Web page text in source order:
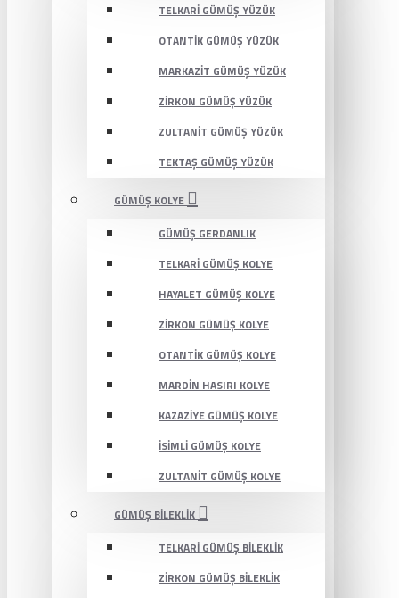
TELKARI GÜMÜŞ YÜZÜK
OTANTIK GÜMÜŞ YÜZÜK
MARKAZIT GÜMÜŞ YÜZÜK
ZIRKON GÜMÜŞ YÜZÜK
ZULTANIT GÜMÜŞ YÜZÜK
TEKTAŞ GÜMÜŞ YÜZÜK
GÜMÜŞ KOLYE
GÜMÜŞ GERDANLIK
TELKARI GÜMÜŞ KOLYE
HAYALET GÜMÜŞ KOLYE
ZIRKON GÜMÜŞ KOLYE
OTANTIK GÜMÜŞ KOLYE
MARDIN HASIRI KOLYE
KAZAZIYE GÜMÜŞ KOLYE
İSIMLI GÜMÜŞ KOLYE
ZULTANIT GÜMÜŞ KOLYE
GÜMÜŞ BILEKLIK
TELKARI GÜMÜŞ BILEKLIK
ZIRKON GÜMÜŞ BILEKLIK